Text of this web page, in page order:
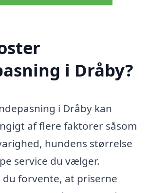
i Dråby?
i Dråby kan
af flere faktorer såsom
hundens størrelse
service du vælger.
du forvente, at priserne